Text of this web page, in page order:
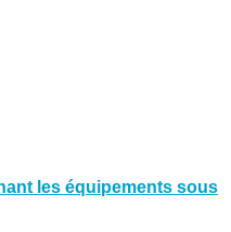
les équipements sous